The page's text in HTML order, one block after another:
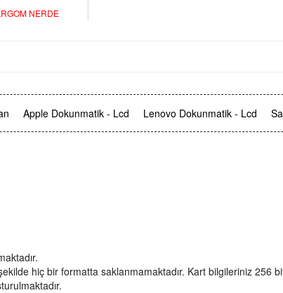
NERDE
Apple Dokunmatik - Lcd Lenovo Dokunmatik - Lcd
hiç bir formatta saklanmamaktadır. Kart bilgileriniz 256